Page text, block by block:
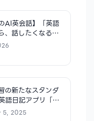
AI英会話】「英語
、話したくなるも
会話アプリ
リリース
の新たなスタンダ
語日記アプリ「ド
5万ダウンロード&
5, 2025